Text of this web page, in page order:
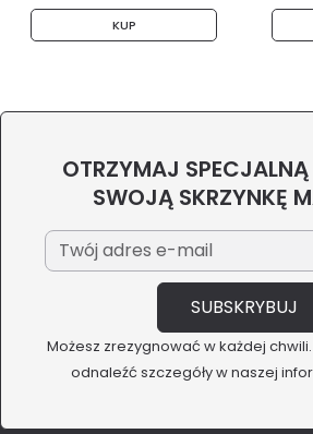
KUP
OTRZYMAJ SPECJALNĄ
SWOJĄ SKRZYNKĘ
Możesz zrezygnować w każdej
odnaleźć szczegóły w naszej